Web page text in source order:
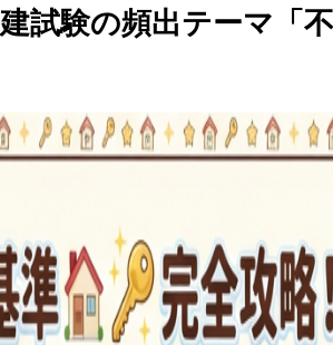
試験の頻出テーマ「